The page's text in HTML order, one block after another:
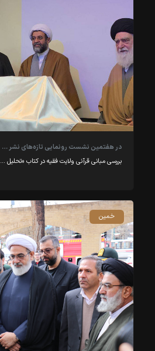
در هفتمین نشست رونمایی تازه‌های نشر …
بررسی مبانی قرآنی ولایت فقیه در کتاب «تحلیل …
خمین